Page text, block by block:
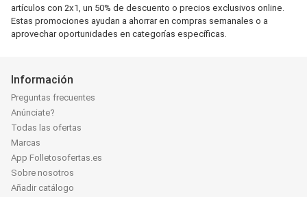
artículos con 2x1, un 50% de descuento o precios exclusivos online.
Estas promociones ayudan a ahorrar en compras semanales o a
aprovechar oportunidades en categorías específicas.
Información
Preguntas frecuentes
Anúnciate?
Todas las ofertas
Marcas
App Folletosofertas.es
Sobre nosotros
Añadir catálogo